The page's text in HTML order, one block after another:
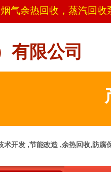
气余热回收，蒸汽回收
有限公司
开发 ,节能改造 ,余热回收,防